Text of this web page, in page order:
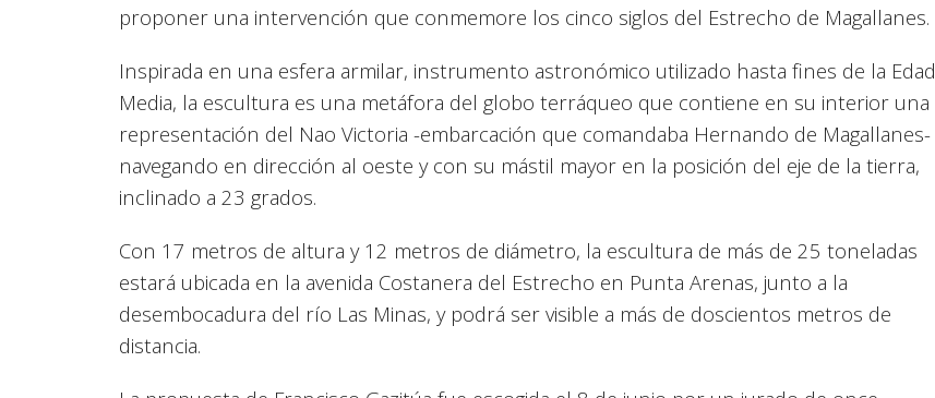
proponer una intervención que conmemore los cinco siglos del Estrecho de Magallanes.
Inspirada en una esfera armilar, instrumento astronómico utilizado hasta fines de la Edad
Media, la escultura es una metáfora del globo terráqueo que contiene en su interior una
representación del Nao Victoria -embarcación que comandaba Hernando de Magallanes-
navegando en dirección al oeste y con su mástil mayor en la posición del eje de la tierra,
inclinado a 23 grados.
Con 17 metros de altura y 12 metros de diámetro, la escultura de más de 25 toneladas
estará ubicada en la avenida Costanera del Estrecho en Punta Arenas, junto a la
desembocadura del río Las Minas, y podrá ser visible a más de doscientos metros de
distancia.